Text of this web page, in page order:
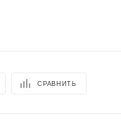
СРАВНИТЬ